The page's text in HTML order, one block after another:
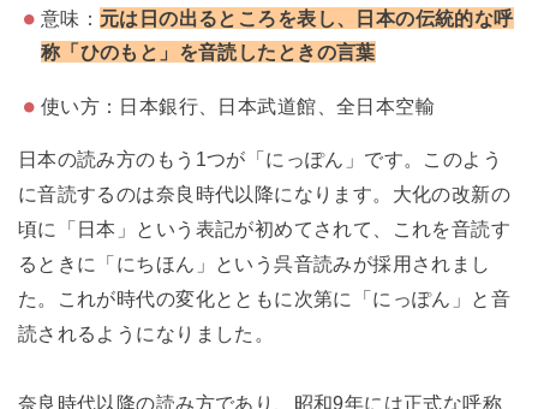
意味： 元は日の出るところを表し、日本の伝統的な呼
称「ひのもと」を音読したときの言葉
使い方：日本銀行、日本武道館、全日本空輸
日本の読み方のもう1つが「にっぽん」です。このよう
に音読するのは奈良時代以降になります。大化の改新の
頃に「日本」という表記が初めてされて、これを音読す
るときに「にちほん」という呉音読みが採用されまし
た。これが時代の変化とともに次第に「にっぽん」と音
読されるようになりました。
奈良時代以降の読み方であり、昭和9年には正式な呼称